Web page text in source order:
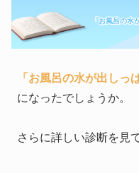
「お風呂の水
「お風呂の水が出しっ
になったでしょうか。
さらに詳しい診断を見